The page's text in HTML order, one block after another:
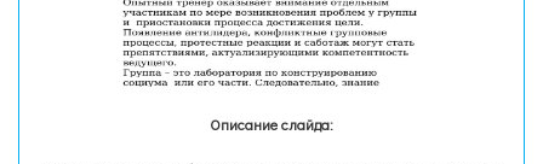
Описание слайда: